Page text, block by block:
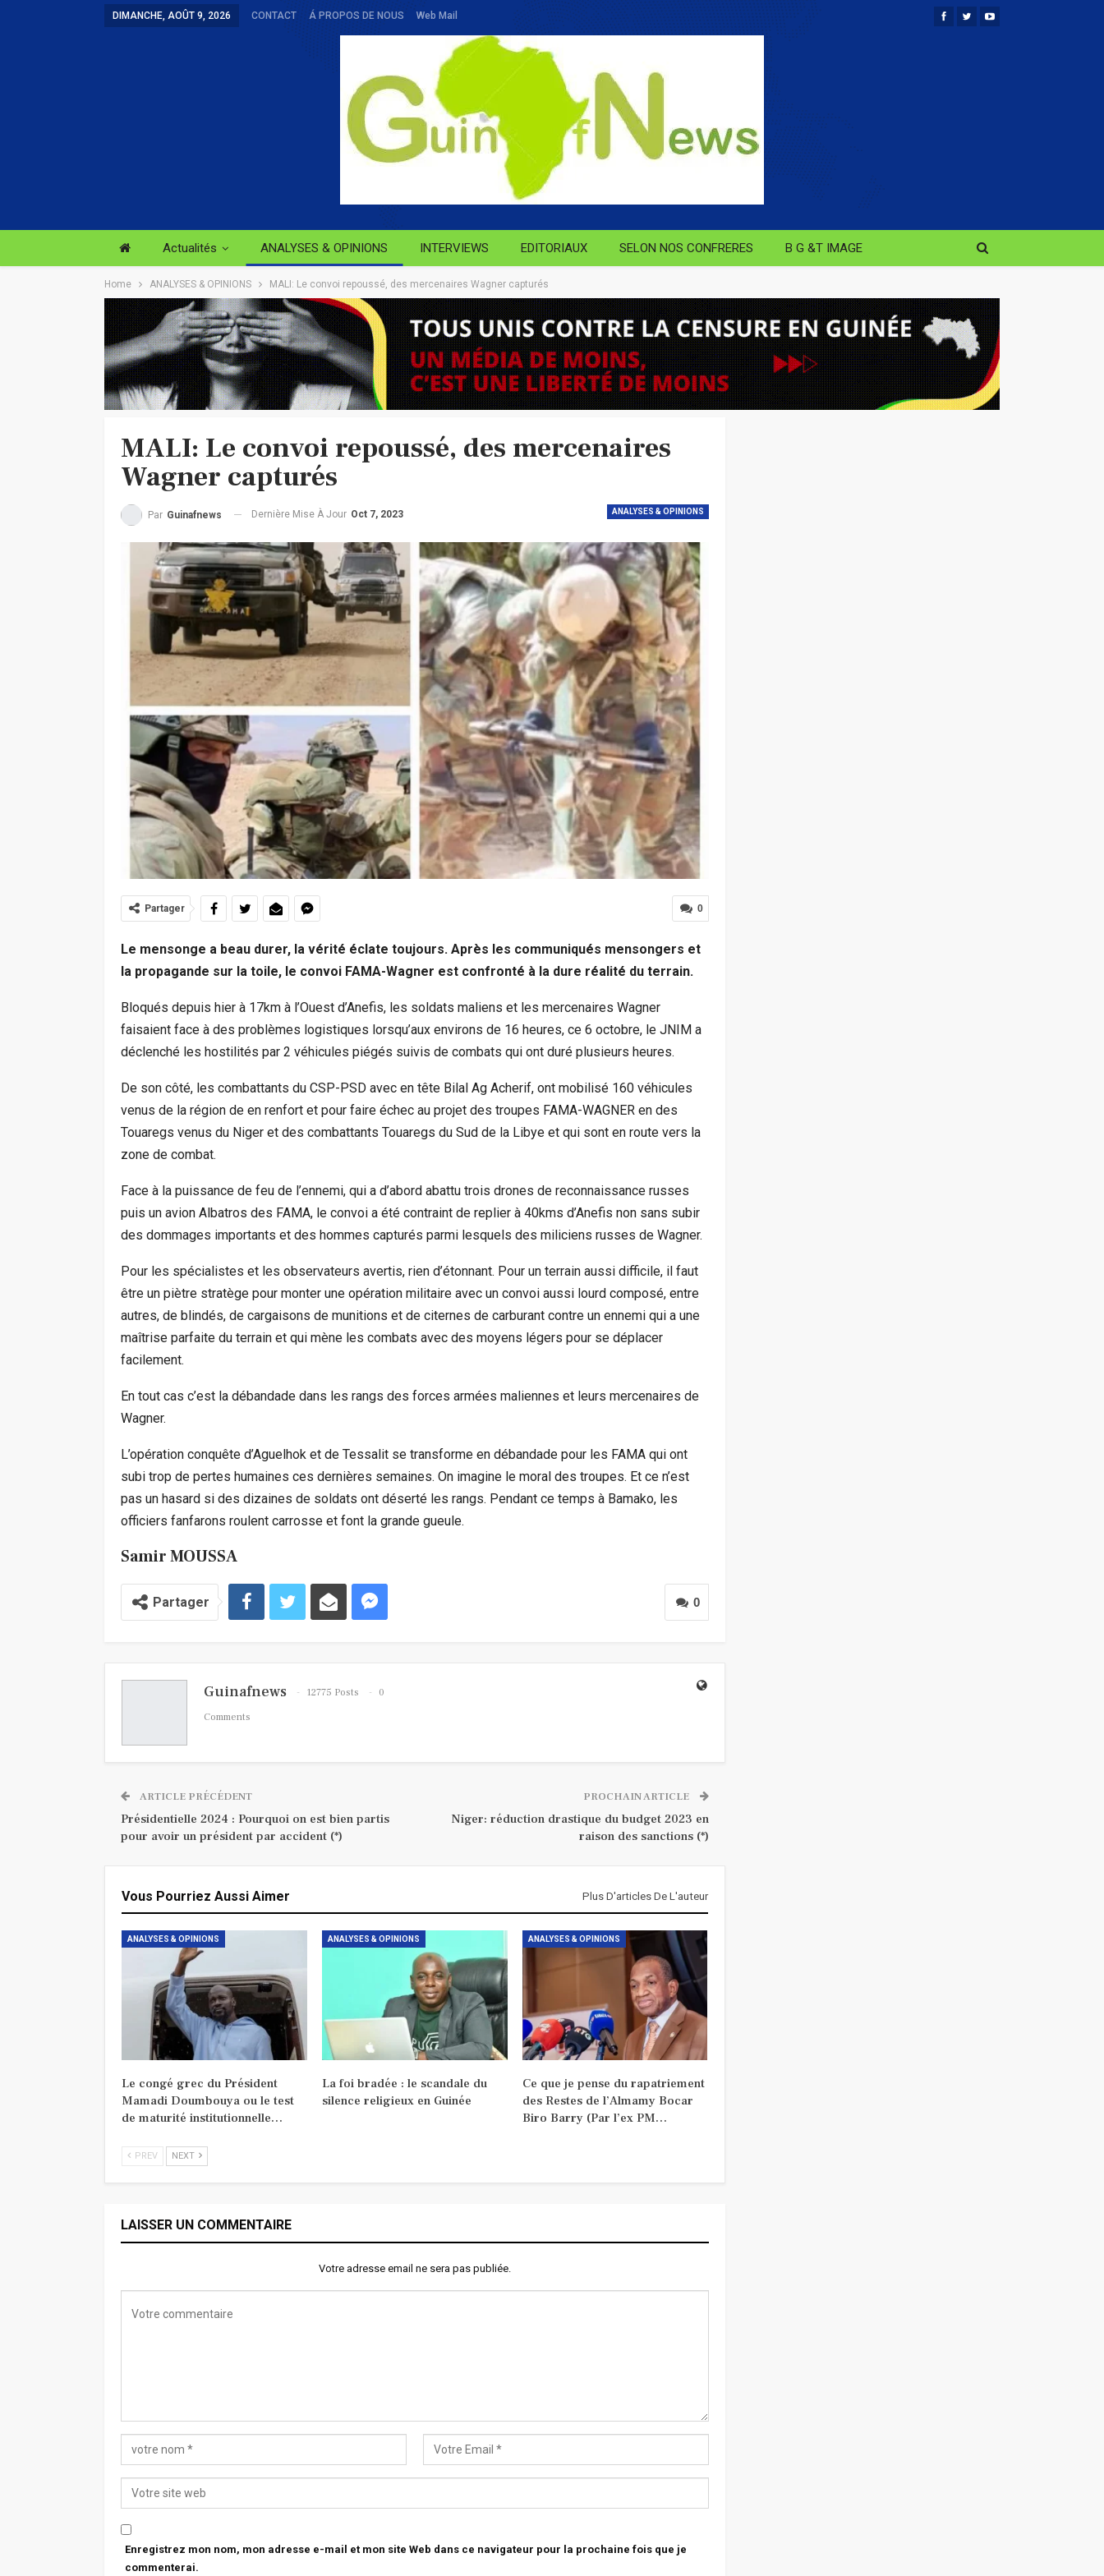
DIMANCHE, AOÛT 9, 2026 CONTACT Á PROPOS DE NOUS Web Mail
Actualités ANALYSES & OPINIONS INTERVIEWS EDITORIAUX SELON NOS CONFRERES B G &T IMAGE
Home ANALYSES & OPINIONS MALI: Le convoi repoussé, des mercenaires Wagner capturés
MALI: Le convoi repoussé, des mercenaires
Wagner capturés
ANALYSES & OPINIONS
Par Guinafnews Dernière Mise À Jour Oct 7, 2023
0
Partager
Le mensonge a beau durer, la vérité éclate toujours. Après les communiqués mensongers et
la propagande sur la toile, le convoi FAMA-Wagner est confronté à la dure réalité du terrain.
Bloqués depuis hier à 17km à l’Ouest d’Anefis, les soldats maliens et les mercenaires Wagner
faisaient face à des problèmes logistiques lorsqu’aux environs de 16 heures, ce 6 octobre, le JNIM a
déclenché les hostilités par 2 véhicules piégés suivis de combats qui ont duré plusieurs heures.
De son côté, les combattants du CSP-PSD avec en tête Bilal Ag Acherif, ont mobilisé 160 véhicules
venus de la région de en renfort et pour faire échec au projet des troupes FAMA-WAGNER en des
Touaregs venus du Niger et des combattants Touaregs du Sud de la Libye et qui sont en route vers la
zone de combat.
Face à la puissance de feu de l’ennemi, qui a d’abord abattu trois drones de reconnaissance russes
puis un avion Albatros des FAMA, le convoi a été contraint de replier à 40kms d’Anefis non sans subir
des dommages importants et des hommes capturés parmi lesquels des miliciens russes de Wagner.
Pour les spécialistes et les observateurs avertis, rien d’étonnant. Pour un terrain aussi difficile, il faut
être un piètre stratège pour monter une opération militaire avec un convoi aussi lourd composé, entre
autres, de blindés, de cargaisons de munitions et de citernes de carburant contre un ennemi qui a une
maîtrise parfaite du terrain et qui mène les combats avec des moyens légers pour se déplacer
facilement.
En tout cas c’est la débandade dans les rangs des forces armées maliennes et leurs mercenaires de
Wagner.
L’opération conquête d’Aguelhok et de Tessalit se transforme en débandade pour les FAMA qui ont
subi trop de pertes humaines ces dernières semaines. On imagine le moral des troupes. Et ce n’est
pas un hasard si des dizaines de soldats ont déserté les rangs. Pendant ce temps à Bamako, les
officiers fanfarons roulent carrosse et font la grande gueule.
Samir MOUSSA
0
Partager
Guinafnews 12775 Posts
0
Comments
ARTICLE PRÉCÉDENT
Présidentielle 2024 : Pourquoi on est bien partis
pour avoir un président par accident (*)
PROCHAIN ARTICLE
Niger: réduction drastique du budget 2023 en
raison des sanctions (*)
Vous Pourriez Aussi Aimer Plus D'articles De L'auteur
ANALYSES & OPINIONS
Le congé grec du Président
Mamadi Doumbouya ou le test
de maturité institutionnelle…
ANALYSES & OPINIONS
La foi bradée : le scandale du
silence religieux en Guinée
ANALYSES & OPINIONS
Ce que je pense du rapatriement
des Restes de l’Almamy Bocar
Biro Barry (Par l’ex PM…
PREV NEXT
LAISSER UN COMMENTAIRE
Votre adresse email ne sera pas publiée.
Enregistrez mon nom, mon adresse e-mail et mon site Web dans ce navigateur pour la prochaine fois que je
commenterai.